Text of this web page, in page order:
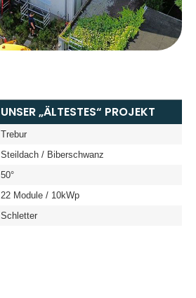
UNSER „ÄLTESTES“ PROJEKT
Trebur
Steildach / Biberschwanz
50°
22 Module / 10kWp
Schletter